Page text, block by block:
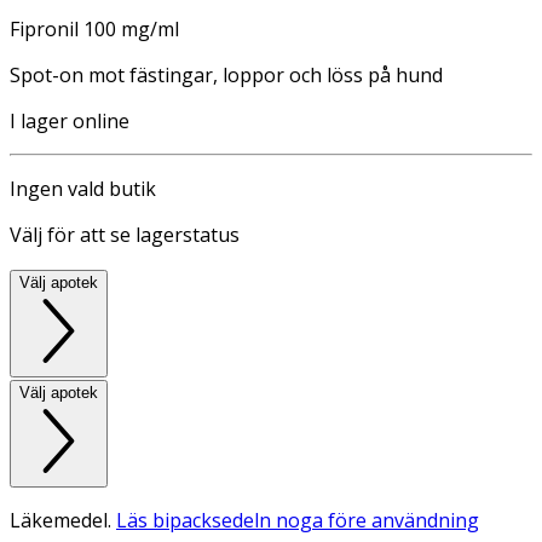
Fipronil 100 mg/ml
Spot-on mot fästingar, loppor och löss på hund
I lager online
Ingen vald butik
Välj för att se lagerstatus
Välj apotek
Välj apotek
Läkemedel. Läs bipacksedeln noga före användning